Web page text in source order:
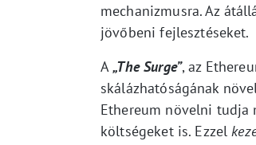
mechanizmusra. Az
jövőbeni fejlesztéseket.
A„The Surge”, az
skálázhatóságának
Ethereum növelni tudja
költségeket is. Ezzel